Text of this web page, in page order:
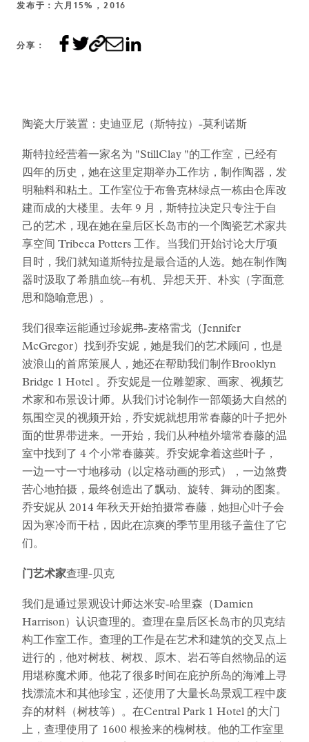
发布于：六月15%，2016
分享：
陶瓷大厅装置：史迪亚尼（斯特拉）-莫利诺斯
斯特拉经营着一家名为 "StillClay "的工作室，已经有
四年的历史，她在这里定期举办工作坊，制作陶器，发
明釉料和粘土。工作室位于布鲁克林绿点一栋由仓库改
建而成的大楼里。去年 9 月，斯特拉决定只专注于自
己的艺术，现在她在皇后区长岛市的一个陶瓷艺术家共
享空间 Tribeca Potters 工作。当我们开始讨论大厅项
目时，我们就知道斯特拉是最合适的人选。她在制作陶
器时汲取了希腊血统--有机、异想天开、朴实（字面意
思和隐喻意思）。
我们很幸运能通过珍妮弗-麦格雷戈（Jennifer
McGregor）找到乔安妮，她是我们的艺术顾问，也是
波浪山的首席策展人，她还在帮助我们制作Brooklyn
Bridge 1 Hotel 。乔安妮是一位雕塑家、画家、视频艺
术家和布景设计师。从我们讨论制作一部颂扬大自然的
氛围空灵的视频开始，乔安妮就想用常春藤的叶子把外
面的世界带进来。一开始，我们从种植外墙常春藤的温
室中找到了 4 个小常春藤荚。乔安妮拿着这些叶子，
一边一寸一寸地移动（以定格动画的形式），一边煞费
苦心地拍摄，最终创造出了飘动、旋转、舞动的图案。
乔安妮从 2014 年秋天开始拍摄常春藤，她担心叶子会
因为寒冷而干枯，因此在凉爽的季节里用毯子盖住了它
们。
门艺术家查理-贝克
我们是通过景观设计师达米安-哈里森（Damien
Harrison）认识查理的。查理在皇后区长岛市的贝克结
构工作室工作。查理的工作是在艺术和建筑的交叉点上
进行的，他对树枝、树杈、原木、岩石等自然物品的运
用堪称魔术师。他花了很多时间在庇护所岛的海滩上寻
找漂流木和其他珍宝，还使用了大量长岛景观工程中废
弃的材料（树枝等）。在Central Park 1 Hotel 的大门
上，查理使用了 1600 根捡来的槐树枝。他的工作室里